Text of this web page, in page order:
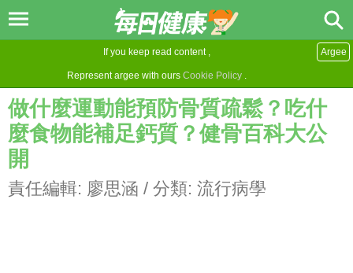
If you keep read content ,
Represent argee with ours Cookie Policy .
Argee
做什麼運動能預防骨質疏鬆？吃什
麼食物能補足鈣質？健骨百科大公
開
責任編輯: 廖思涵 / 分類: 流行病學